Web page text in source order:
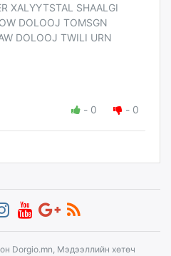
XALYYTSTAL SHAALGI
DOLOOJ TOMSGN
DOLOOJ TWILI URN
- 0 - 0
Dorgio.mn, Мэдээллийн хөтөч